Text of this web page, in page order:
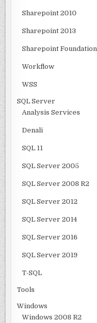
Sharepoint 2010
Sharepoint 2013
Sharepoint Foundation
Workflow
WSS
SQL Server
Analysis Services
Denali
SQL 11
SQL Server 2005
SQL Server 2008 R2
SQL Server 2012
SQL Server 2014
SQL Server 2016
SQL Server 2019
T-SQL
Tools
Windows
Windows 2008 R2